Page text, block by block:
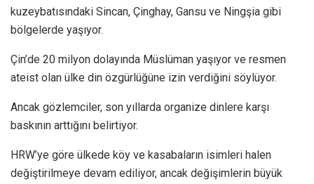
kuzeybatısındaki Sincan, Çinghay, Gansu ve Ningşia gibi
bölgelerde yaşıyor.
Çin’de 20 milyon dolayında Müslüman yaşıyor ve resmen
ateist olan ülke din özgürlüğüne izin verdiğini söylüyor.
Ancak gözlemciler, son yıllarda organize dinlere karşı
baskının arttığını belirtiyor.
HRW’ye göre ülkede köy ve kasabaların isimleri halen
değiştirilmeye devam ediliyor, ancak değişimlerin büyük